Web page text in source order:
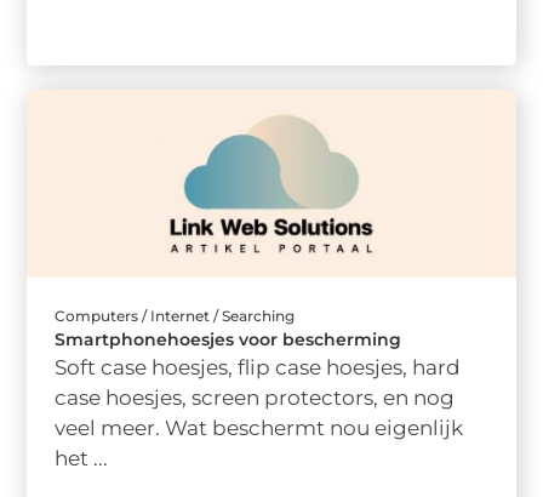
Computers / Internet / Searching
Smartphonehoesjes voor bescherming
Soft case hoesjes, flip case hoesjes, hard
case hoesjes, screen protectors, en nog
veel meer. Wat beschermt nou eigenlijk
het ...